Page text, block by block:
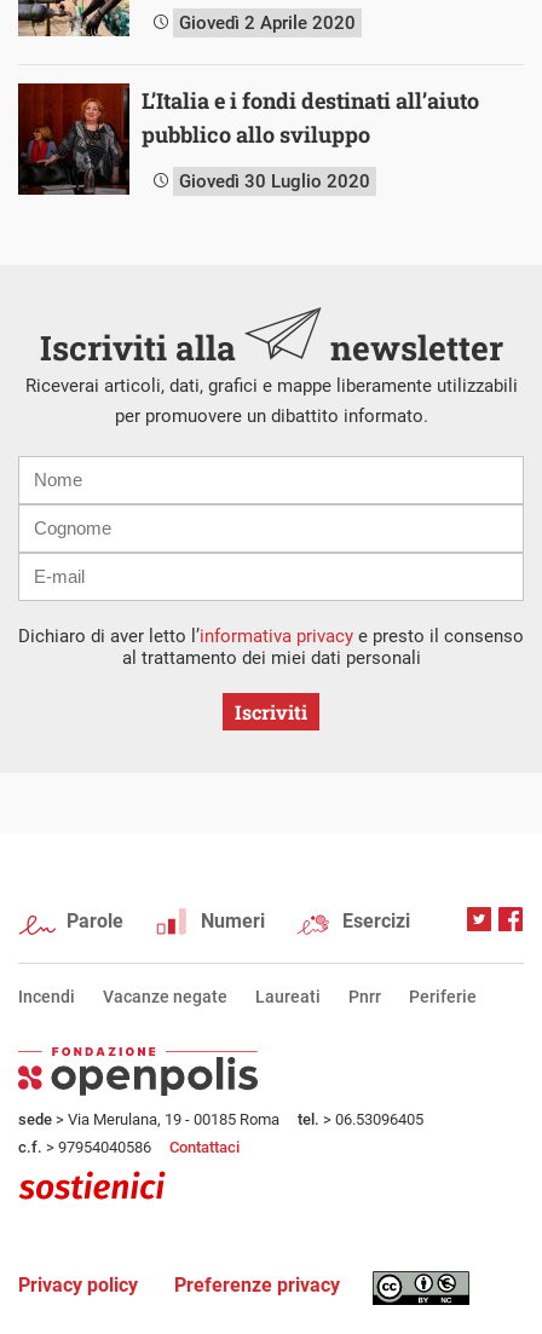
Giovedì 2 Aprile 2020
L’Italia e i fondi destinati all’aiuto
pubblico allo sviluppo
Giovedì 30 Luglio 2020
Iscriviti alla newsletter
Riceverai articoli, dati, grafici e mappe liberamente utilizzabili
per promuovere un dibattito informato.
mail
Dichiaro di aver letto l’informativa privacy e presto il consenso
al trattamento dei miei dati personali
Iscriviti
Parole Numeri Esercizi
Incendi Vacanze negate Laureati Pnrr Periferie
sede > Via Merulana, 19 - 00185 Roma tel. > 06.53096405
c.f. > 97954040586 Contattaci
Privacy policy Preferenze privacy